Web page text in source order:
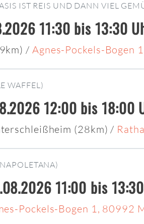
IST REIS UND DANN VIEL
11:30 bis 13:30
/ Agnes-Pockels-Bogen
WAFFEL)
12:00 bis 18:00
(28km)/
11:00 bis
Pockels-Bogen 1, 80992